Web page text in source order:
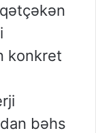
konkret
bəhs